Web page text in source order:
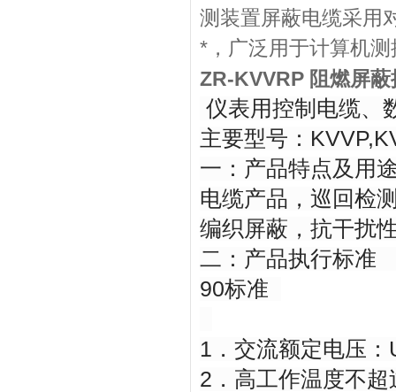
测装置屏蔽电缆采用
*，广泛用于计算机
ZR-KVVRP 阻燃屏
仪表用控制电缆、
主要型号：
一：产品特点及用
电缆产品，巡回检
编织屏蔽，抗干扰
二：产品执行标准
90标准
1．交流额定电压
2．高工作温度不